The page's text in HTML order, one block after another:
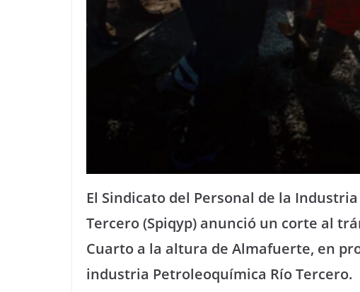
El Sindicato del Personal de la
Tercero (Spiqyp) anunció un corte al
Cuarto a la altura de Almafuerte, en
industria Petroleoquímica Río Tercero.